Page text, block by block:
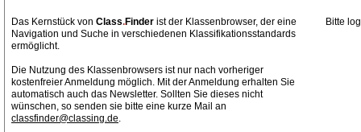
Das Kernstück von Class.Finder ist der Klassenbrowser, der eine
Navigation und Suche in verschiedenen Klassifikationsstandards
ermöglicht.
Die Nutzung des Klassenbrowsers ist nur nach vorheriger
kostenfreier Anmeldung möglich. Mit der Anmeldung erhalten Sie
automatisch auch das Newsletter. Sollten Sie dieses nicht
wünschen, so senden sie bitte eine kurze Mail an
classfinder@classing.de.
Bitte